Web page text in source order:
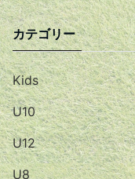
カテゴリー
Kids
U10
U12
U8